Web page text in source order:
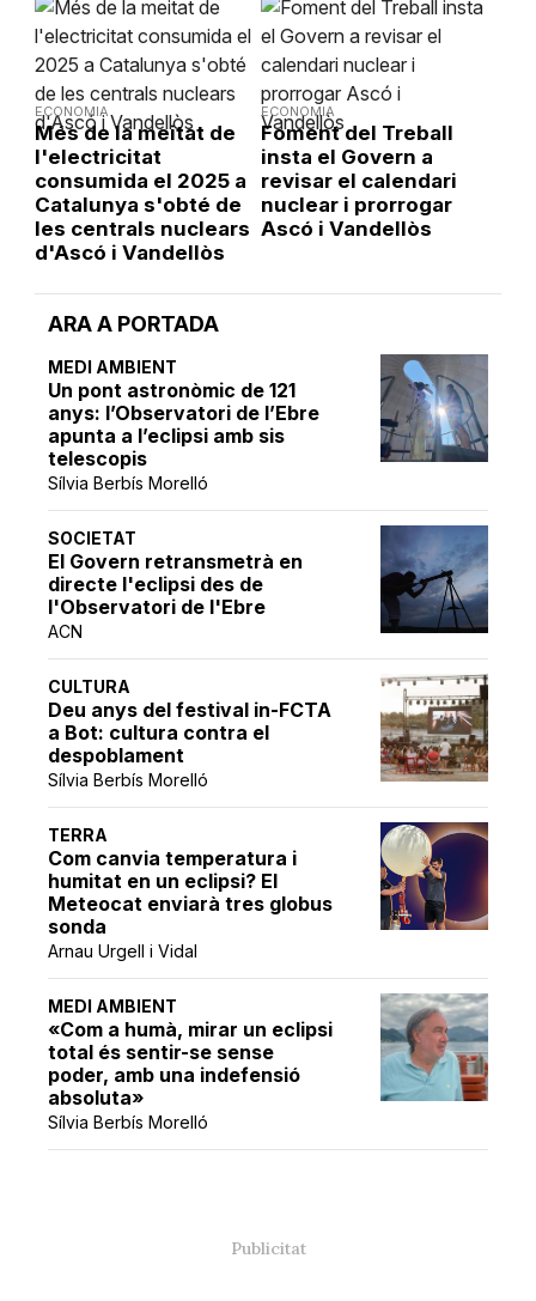
ARA A PORTADA
MEDI AMBIENT
Un pont astronòmic de 121
anys: l’Observatori de l’Ebre
apunta a l’eclipsi amb sis
telescopis
Sílvia Berbís Morelló
SOCIETAT
El Govern retransmetrà en
directe l'eclipsi des de
l'Observatori de l'Ebre
ACN
CULTURA
Deu anys del festival in-FCTA
a Bot: cultura contra el
despoblament
Sílvia Berbís Morelló
TERRA
Com canvia temperatura i
humitat en un eclipsi? El
Meteocat enviarà tres globus
sonda
Arnau Urgell i Vidal
MEDI AMBIENT
«Com a humà, mirar un eclipsi
total és sentir-se sense
poder, amb una indefensió
absoluta»
Sílvia Berbís Morelló
ECONOMIA
Més de la meitat de
l'electricitat
consumida el 2025 a
Catalunya s'obté de
les centrals nuclears
d'Ascó i Vandellòs
ECONOMIA
Foment del Treball
insta el Govern a
revisar el calendari
nuclear i prorrogar
Ascó i Vandellòs